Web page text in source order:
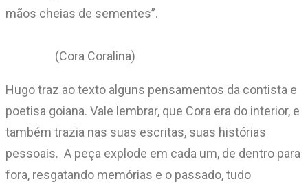
mãos cheias de sementes”.
(Cora Coralina)
Hugo traz ao texto alguns pensamentos da contista e
poetisa goiana. Vale lembrar, que Cora era do interior, e
também trazia nas suas escritas, suas histórias
pessoais. A peça explode em cada um, de dentro para
fora, resgatando memórias e o passado, tudo